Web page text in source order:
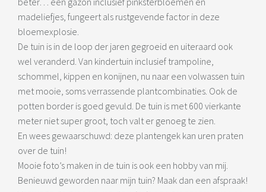
madeliefjes, fungeert als rustgevende factor in deze
bloemexplosie.
De tuin is in de loop der jaren gegroeid en uiteraard ook
wel veranderd. Van kindertuin inclusief trampoline,
schommel, kippen en konijnen, nu naar een volwassen tuin
met mooie, soms verrassende plantcombinaties. Ook de
potten border is goed gevuld. De tuin is met 600 vierkante
meter niet super groot, toch valt er genoeg te zien.
En wees gewaarschuwd: deze plantengek kan uren praten
over de tuin!
Mooie foto’s maken in de tuin is ook een hobby van mij.
Benieuwd geworden naar mijn tuin? Maak dan een afspraak!